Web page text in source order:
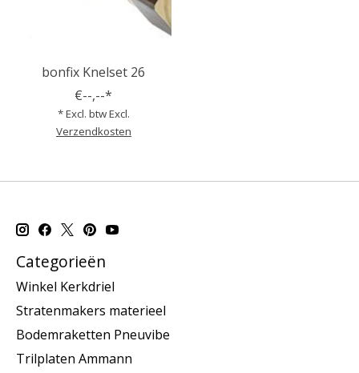
bonfix Knelset 26
€--,--*
* Excl. btw Excl.
Verzendkosten
Categorieën
Winkel Kerkdriel
Stratenmakers materieel
Bodemraketten Pneuvibe
Trilplaten Ammann